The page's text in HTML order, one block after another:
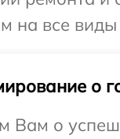
на все
о
о